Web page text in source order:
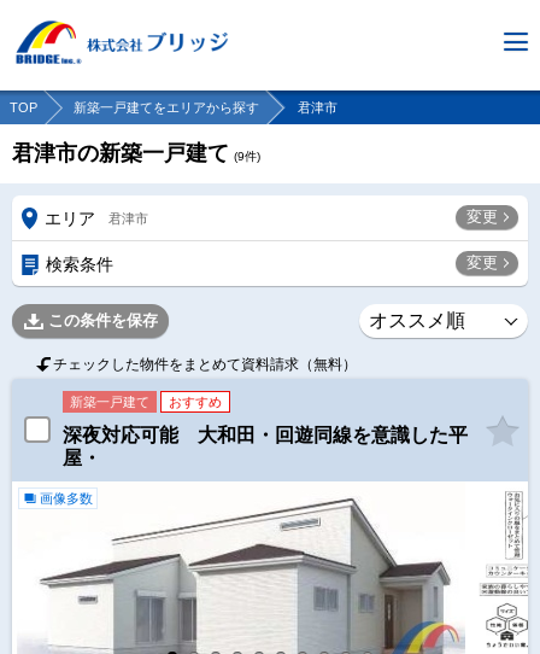
TOP 新築一戸建てをエリアから探す 君津市
君津市の新築一戸建て (9件)
エリア 君津市 変更
検索条件 変更
この条件を保存
チェックした物件をまとめて資料請求（無料）
新築一戸建て おすすめ
深夜対応可能 大和田・回遊同線を意識した平
屋・
画像多数